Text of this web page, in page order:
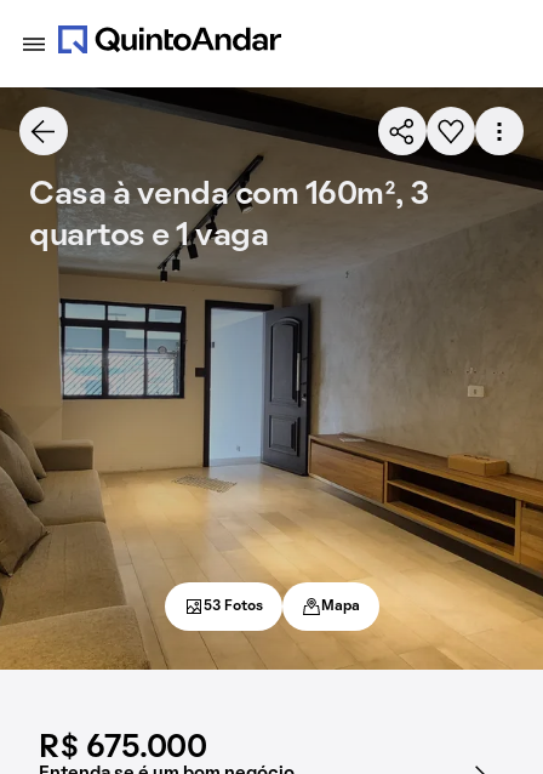
R$ 675.000
Casa à venda com 160m², 3
quartos e 1 vaga
53 Fotos Mapa